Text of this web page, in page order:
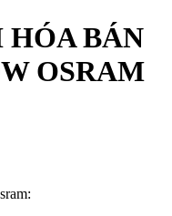
HÓA BÁN
OSRAM